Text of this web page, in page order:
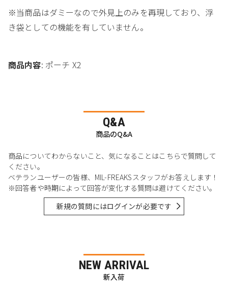
※当商品はダミーなので外見上のみを再現しており、浮
き袋としての機能を有していません。
商品内容: ポーチ X2
Q&A
商品のQ&A
商品についてわからないこと、気になることはこちらで質問して
ください。
ベテランユーザーの皆様、MIL-FREAKSスタッフがお答えします！
※回答者や時期によって回答が変化する質問は避けてください。
新規の質問にはログインが必要です
NEW ARRIVAL
新入荷